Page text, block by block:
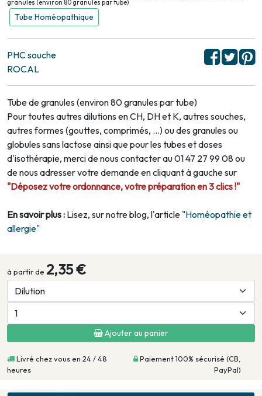
granules (environ 80 granules par tube)
Tube Homéopathique
PHC souche
ROCAL
Tube de granules (environ 80 granules par tube)
Pour toutes autres dilutions en CH, DH et K, autres souches,
autres formes (gouttes, comprimés, …) ou des granules ou
globules sans lactose ainsi que pour les tubes et doses
d'isothérapie, merci de nous contacter au 01 47 27 99 08 ou
de nous adresser votre demande en cliquant à gauche sur
"Déposez votre ordonnance, votre préparation en 3 clics !"
En savoir plus : Lisez, sur notre blog, l'article "Homéopathie et
allergie"
à partir de 2,35 €
Ajouter au panier
Livré chez vous en 24 / 48
heures
Paiement 100% sécurisé (CB,
PayPal)